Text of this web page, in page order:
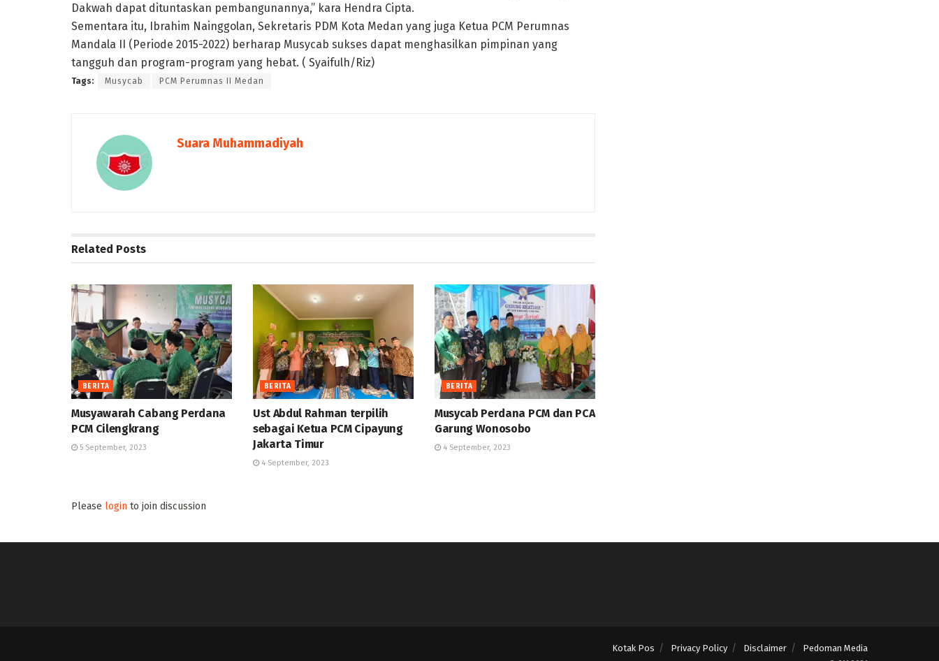
Dakwah dapat dituntaskan pembangunannya,” kara Hendra Cipta.
Sementara itu, Ibrahim Nainggolan, Sekretaris PDM Kota Medan yang juga Ketua PCM Perumnas
Mandala II (Periode 2015-2022) berharap Musycab sukses dapat menghasilkan pimpinan yang
tangguh dan program-program yang hebat. ( Syaifulh/Riz)
Tags: Musycab PCM Perumnas II Medan
Suara Muhammadiyah
Related Posts
BERITA
Musyawarah Cabang Perdana
PCM Cilengkrang
5 September, 2023
BERITA
Ust Abdul Rahman terpilih
sebagai Ketua PCM Cipayung
Jakarta Timur
4 September, 2023
BERITA
Musycab Perdana PCM dan PCA
Garung Wonosobo
4 September, 2023
Please login to join discussion
Kotak Pos Privacy Policy Disclaimer Pedoman Media